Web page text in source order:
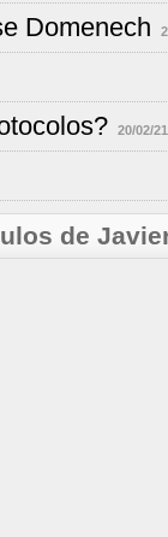
Domenech
20/02/21
de